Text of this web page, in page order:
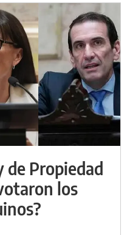
de Propiedad
los